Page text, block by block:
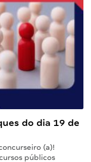
do dia 19 de
(a)!
públicos